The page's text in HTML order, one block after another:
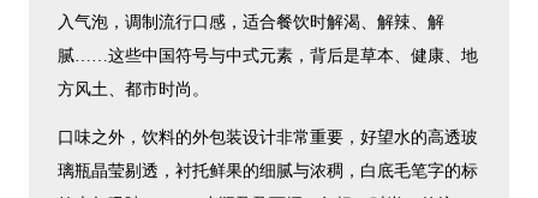
入气泡，调制流行口感，适合餐饮时解渴、解辣、解
腻……这些中国符号与中式元素，背后是草本、健康、地
方风土、都市时尚。
口味之外，饮料的外包装设计非常重要，好望水的高透玻
璃瓶晶莹剔透，衬托鲜果的细腻与浓稠，白底毛笔字的标